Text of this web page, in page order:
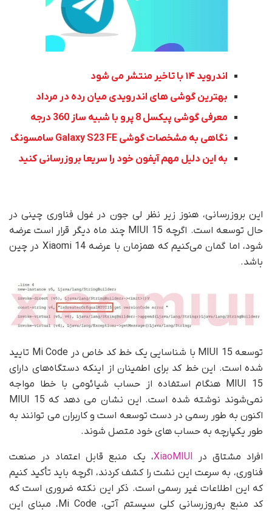
اندروید ۱۴ با تاخیر منتشر می شود
بهترین گوشی های اندرویدی میان رده در مرداد
معرفی گوشی پیکسل 8 پرو با شبیه ساز 360 درجه
نگاهی به مشخصات گوشی Galaxy S23 FE سامسونگ
به این دلیل مهم آیفون خود را سریعا بروزرسانی کنید
این بروزرسانی، هنوز زیر نظر لی جون در غول فناوری چینی در
حال توسعه است. اگرچه MIUI 15 چند ماه دیگر قرار است عرضه
شود، اما گمان می‌کنیم که همزمان با عرضه Xiaomi 14 در چین
باشد.
توسعه MIUI 15 با شناسایی یک خط کد خاص در Mi Code تایید
شده است. این خط کد برای اطمینان از اینکه دستگاه‌های دارای
MIUI 15 هنگام استفاده از حساب شیائومی با خطا مواجه
نمی‌شوند نوشته شده است. این نشان می دهد که MIUI 15
اکنون به طور رسمی در دست توسعه است و کاربران می توانند به
طور یکپارچه به حساب های خود متصل شوند.
افراد مشتاق در XiaoMIUI، یک منبع قابل اعتماد در صنعت
فناوری، به سرعت این نشت را کشف کردند، اگرچه باید تأکید کنیم
که این اطلاعات غیر رسمی است. ذکر این نکته ضروری است که
کد منبع به‌روزرسانی کلی سیستم آتی، Mi Code، مبنای این